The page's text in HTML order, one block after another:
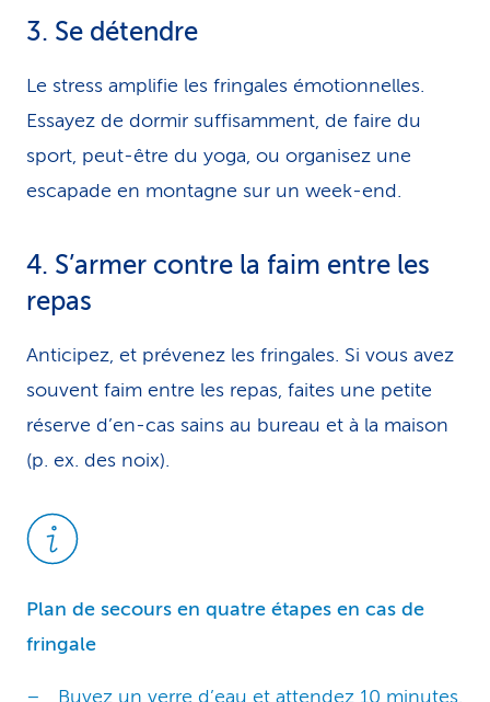
3. Se détendre
Le stress amplifie les fringales émotionnelles.
Essayez de dormir suffisamment, de faire du
sport, peut-être du yoga, ou organisez une
escapade en montagne sur un week-end.
4. S’armer contre la faim entre les
repas
Anticipez, et prévenez les fringales. Si vous avez
souvent faim entre les repas, faites une petite
réserve d’en-cas sains au bureau et à la maison
(p. ex. des noix).
Plan de secours en quatre étapes en cas de
fringale
Buvez un verre d’eau et attendez 10 minutes.